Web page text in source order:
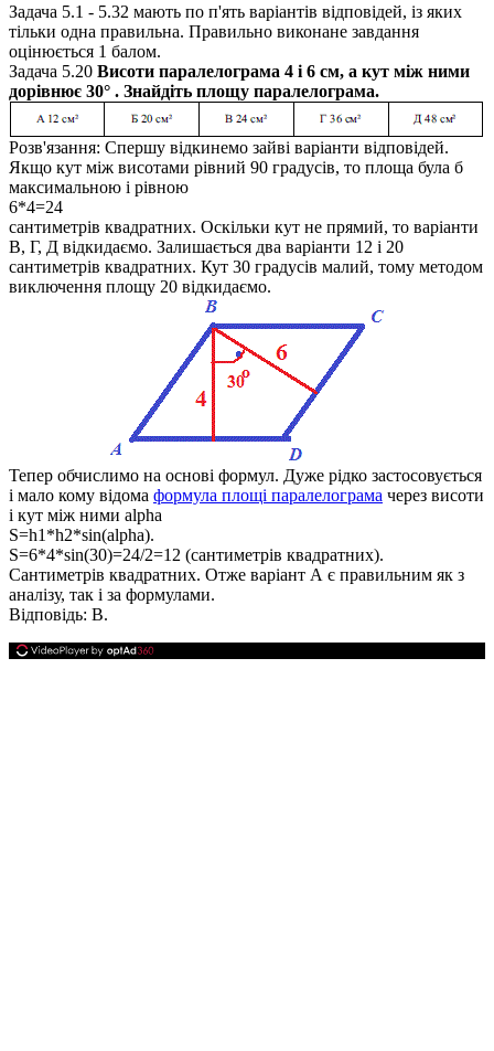
Задача 5.1 - 5.32 мають по п'ять варіантів відповідей, із яких
тільки одна правильна. Правильно виконане завдання
оцінюється 1 балом.
Задача 5.20 Висоти паралелограма 4 і 6 см, а кут між ними
дорівнює 30° . Знайдіть площу паралелограма.
Розв'язання: Спершу відкинемо зайві варіанти відповідей.
Якщо кут між висотами рівний 90 градусів, то площа була б
максимальною і рівною
6*4=24
сантиметрів квадратних. Оскільки кут не прямий, то варіанти
В, Г, Д відкидаємо. Залишається два варіанти 12 і 20
сантиметрів квадратних. Кут 30 градусів малий, тому методом
виключення площу 20 відкидаємо.
Тепер обчислимо на основі формул. Дуже рідко застосовується
і мало кому відома формула площі паралелограма через висоти
і кут між ними alpha
S=h1*h2*sin(alpha).
S=6*4*sin(30)=24/2=12 (сантиметрів квадратних).
Сантиметрів квадратних. Отже варіант А є правильним як з
аналізу, так і за формулами.
Відповідь: В.